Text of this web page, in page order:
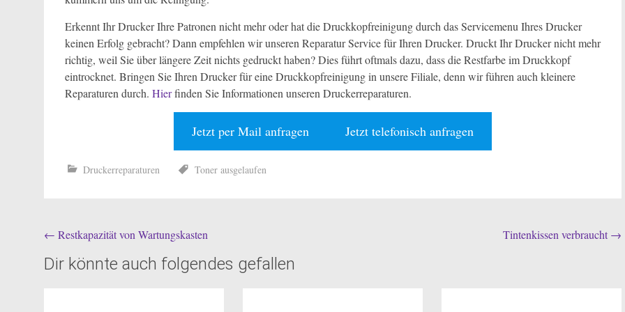
Erkennt Ihr Drucker Ihre Patronen nicht mehr oder hat die Druckkopfreinigung durch das Servicemenu Ihres Drucker
keinen Erfolg gebracht? Dann empfehlen wir unseren Reparatur Service für Ihren Drucker. Druckt Ihr Drucker nicht mehr
richtig, weil Sie über längere Zeit nichts gedruckt haben? Dies führt oftmals dazu, dass die Restfarbe im Druckkopf
eintrocknet. Bringen Sie Ihren Drucker für eine Druckkopfreinigung in unsere Filiale, denn wir führen auch kleinere
Reparaturen durch. Hierfinden Sie Informationen unseren Druckerreparaturen.
Jetzt per Mail anfragen Jetzt telefonisch anfragen
Druckerreparaturen Toner ausgelaufen
Beitragsnavigation
← Restkapazität von Wartungskasten Tintenkissen verbraucht →
Dir könnte auch folgendes gefallen